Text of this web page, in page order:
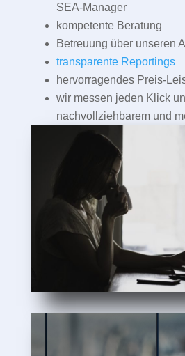
SEA-Manager
kompetente Beratung
Betreuung über unseren
transparente Reportings
hervorragendes Preis-
wir messen jeden Klick
nachvollziehbarem und